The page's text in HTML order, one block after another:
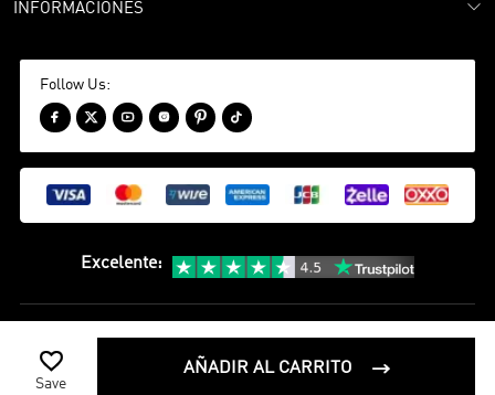

Save
AÑADIR AL CARRITO 
INFORMACIONES
Follow Us:
     
Excelente:
política de privacidad Términos y condiciones
2020-2026 camisetasfutbol Camisetas Futbol Todos los Derechos